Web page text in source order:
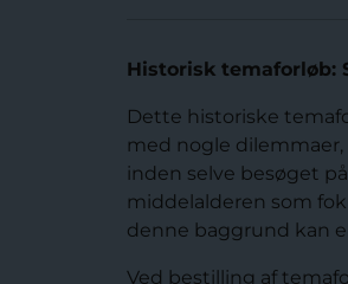
Historisk temaforløb:
Dette historiske
med nogle
inden selve besøget
middelalderen som
denne baggrund kan
Ved bestilling af